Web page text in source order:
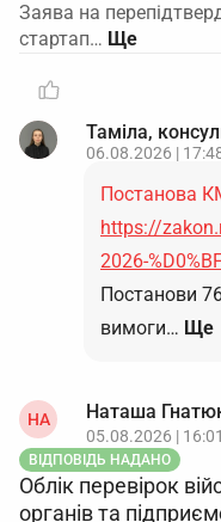
Заява на
стартап…
Таміла,
06.08.2026 |
Постанова
https://
2026-
Постанови
вимоги… Ще
НА Наташа
05.08.2026 | 16:01
ВІДПОВІДЬ НАДАНО
Облік перевірок
органів та